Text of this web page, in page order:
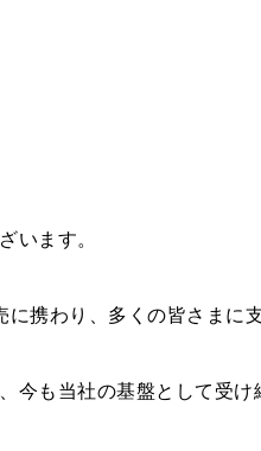
います。
携わり、多くの皆さまに
今も当社の基盤として受け